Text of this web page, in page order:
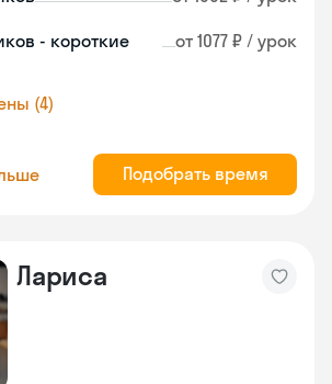
- короткие
от 1077 ₽ / урок
(4)
Подобрать время
Лариса